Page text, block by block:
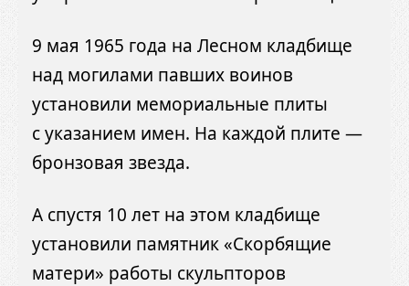
9 мая 1965 года на Лесном кладбище
над могилами павших воинов
установили мемориальные плиты
с указанием имен. На каждой плите —
бронзовая звезда.
А спустя 10 лет на этом кладбище
установили памятник «Скорбящие
матери» работы скульпторов